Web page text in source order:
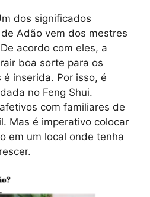
dos significados
Adão vem dos mestres
acordo com eles, a
boa sorte para os
inserida. Por isso, é
no Feng Shui.
com familiares de
Mas é imperativo colocar
em um local onde tenha